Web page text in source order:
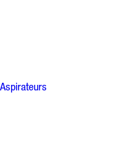
Aspirateurs